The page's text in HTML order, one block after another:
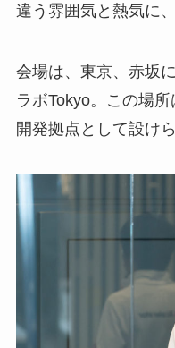
違う雰囲気と熱気に
会場は、東京、赤坂
ラボTokyo。この場
開発拠点として設け